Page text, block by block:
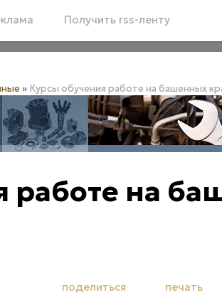
Получить rss-ленту
» Курсы обучения работе на башенных
работе на
поделиться печать